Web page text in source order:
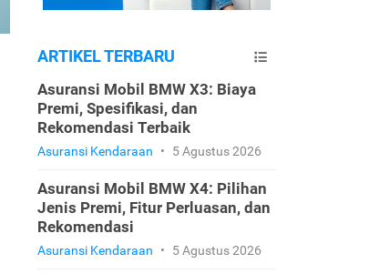
ARTIKEL TERBARU
Asuransi Mobil BMW X3: Biaya
Premi, Spesifikasi, dan
Rekomendasi Terbaik
Asuransi Kendaraan • 5 Agustus 2026
Asuransi Mobil BMW X4: Pilihan
Jenis Premi, Fitur Perluasan, dan
Rekomendasi
Asuransi Kendaraan • 5 Agustus 2026